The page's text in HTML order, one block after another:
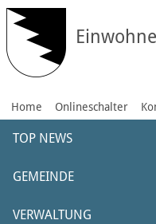
Home Onlineschalter
TOP NEWS
GEMEINDE
VERWALTUNG